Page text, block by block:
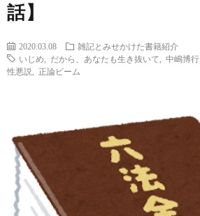
話】
2020.03.08
雑記とみせかけた書籍紹介
いじめ
だから、あなたも生き抜いて 中嶋博行
性悪説
正論ビーム